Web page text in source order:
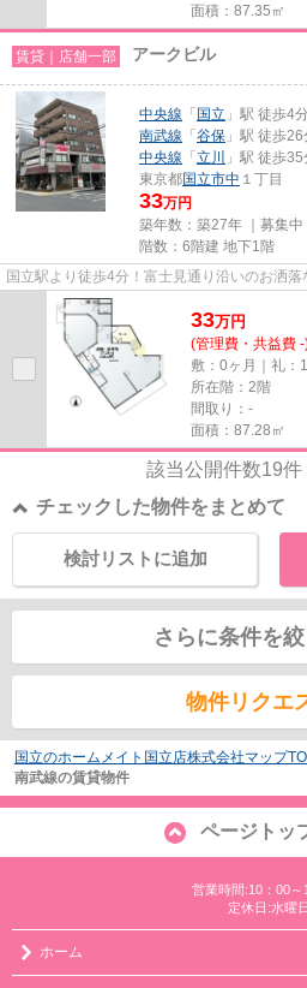
面積：87.35㎡
賃貸｜店舗一部 アークビル
中央線 「 国立 」駅 徒歩4
南武線 「 谷保 」駅 徒歩26
中央線 「 立川
」駅 徒歩35
東京都国立市中 １丁目
33万円
築年数：築27年 ｜募集中
階数：6階建 地下1階
国立駅より徒歩4分！富士見通り沿いのお洒落
33万円
(管理費・共益費 -
敷：0ヶ月｜礼：
所在階：2階
間取り：-
面積：87.28㎡
該当公開件数19件
チェックした物件をまとめて
検討リストに追加
さらに条件を
物件リクエ
国立のホームメイト国立店株式会社マップ
南武線の賃貸物件
ページトッ
営業時間:10：00～
定休日:水曜日
ホーム